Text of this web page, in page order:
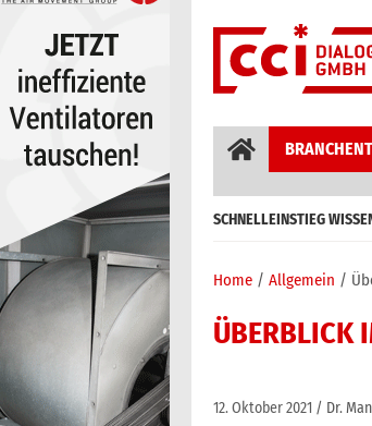
SCHNELLEINSTIEG
Home Allgemein
ÜBERBLICK
12. Oktober 2021 Dr.